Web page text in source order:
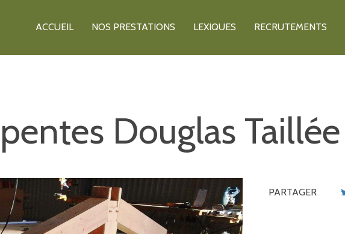
ACCUEIL NOS PRESTATIONS LEXIQUES RECRUTEMENTS
Douglas Taillée
PARTAGER